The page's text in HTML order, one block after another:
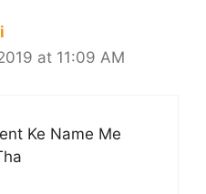
at 11:09 AM
Ke Name Me